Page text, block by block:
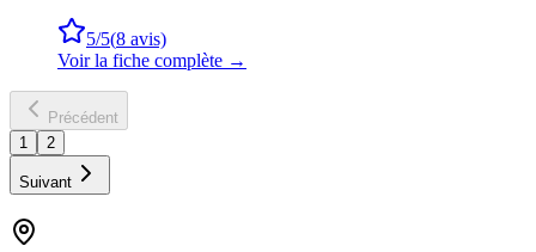
5/5(8 avis)
Voir la fiche complète →
Précédent
1
2
Suivant